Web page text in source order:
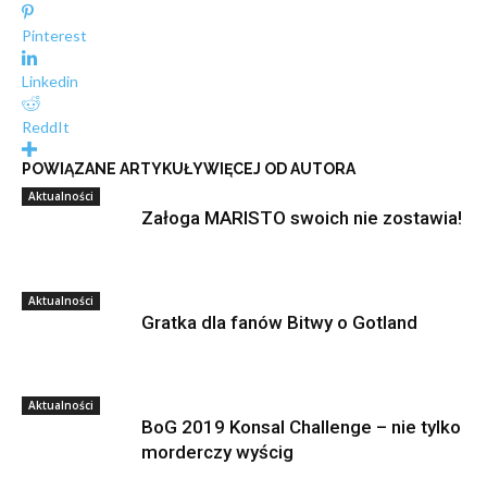
Pinterest
Linkedin
ReddIt
POWIĄZANE ARTYKUŁYWIĘCEJ OD AUTORA
Aktualności
Załoga MARISTO swoich nie zostawia!
Aktualności
Gratka dla fanów Bitwy o Gotland
Aktualności
BoG 2019 Konsal Challenge – nie tylko
morderczy wyścig